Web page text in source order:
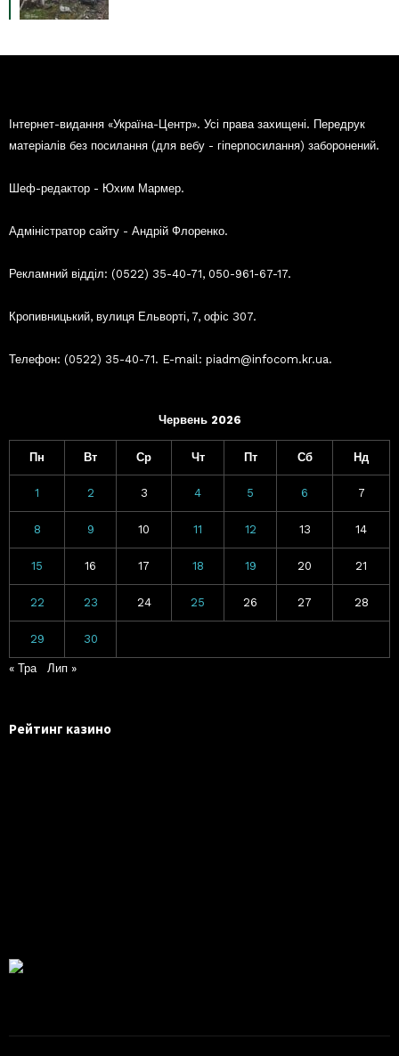
Інтернет-видання «Україна-Центр». Усі права захищені. Передрук
матеріалів без посилання (для вебу - гіперпосилання) заборонений.
Шеф-редактор - Юхим Мармер.
Адміністратор сайту - Андрій Флоренко.
Рекламний відділ: (0522) 35-40-71, 050-961-67-17.
Кропивницький, вулиця Ельворті, 7, офіс 307.
Телефон: (0522) 35-40-71. E-mail: piadm@infocom.kr.ua.
Червень 2026
Пн Вт Ср Чт Пт Сб Нд
1 2 3 4 5 6 7
8 9 10 11 12 13 14
15 16 17 18 19 20 21
22 23 24 25 26 27 28
29 30
« Тра Лип »
Рейтинг казино